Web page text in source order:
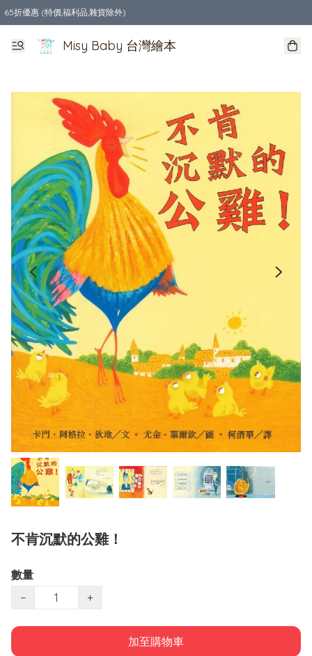
65折優惠 (特價,福利品,雜貨除外)
全店購物滿$550，免運費
Misy Baby 台灣繪本
不肯沉默的公雞！
數量
−
+
加至購物車